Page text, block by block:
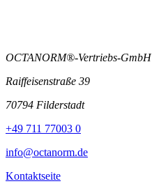
OCTANORM®-Vertriebs-GmbH
Raiffeisenstraße 39
70794 Filderstadt
+49 711 77003 0
info@octanorm.de
Kontaktseite